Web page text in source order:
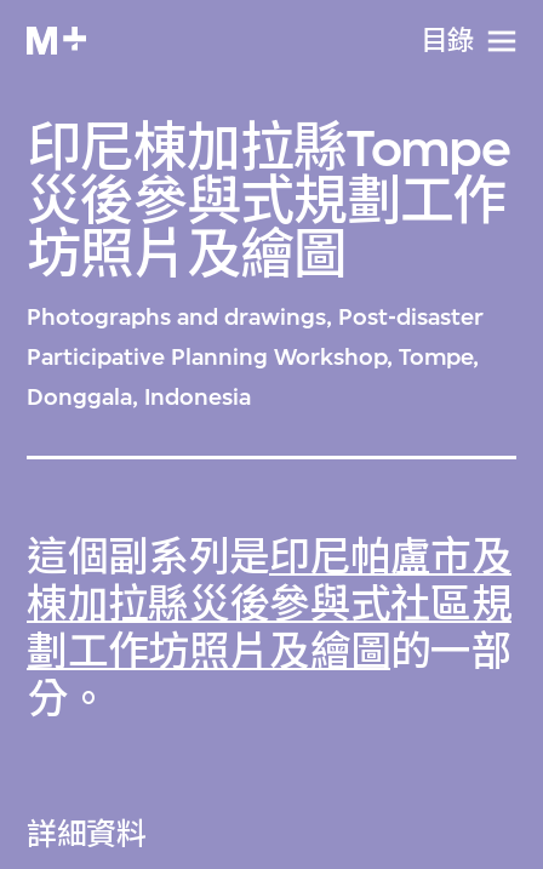
目​錄
印尼棟加拉縣Tompe
災後參與式規劃工作
坊照片及繪圖
Photographs and drawings, Post-disaster
Participative Planning Workshop, Tompe,
Donggala, Indonesia
這個副系列是印尼帕盧市及
棟加拉縣災後參與式社區規
劃工作坊照片及繪圖的一部
分。
詳細資料